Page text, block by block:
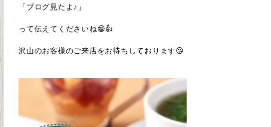
「ブログ見たよ♪」
って伝えてくださいね😁👍
沢山のお客様のご来店をお待ちしております😘